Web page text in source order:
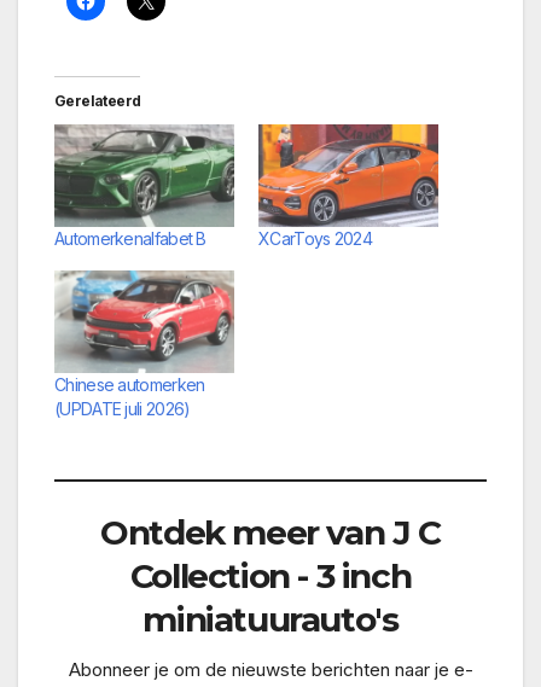
Gerelateerd
Automerkenalfabet B XCarToys 2024
Chinese automerken
(UPDATE juli 2026)
Ontdek meer van J C
Collection - 3 inch
miniatuurauto's
Abonneer je om de nieuwste berichten naar je e-